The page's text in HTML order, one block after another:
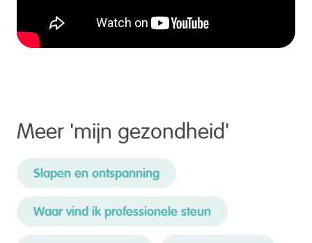
Meer 'mijn gezondheid '
Slapen en ontspanning
Waar vind ik professionele steun